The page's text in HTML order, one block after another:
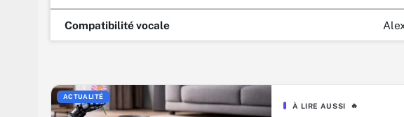
Compatibilité vocale
ACTUALITÉ
À LIRE AUSSI 🔥